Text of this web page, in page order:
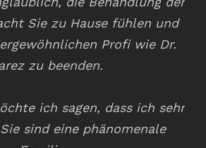
Sie zu Hause fühlen und
Profi wie Dr.
zu beenden.
ich sagen, dass ich sehr
sind eine phänomenale